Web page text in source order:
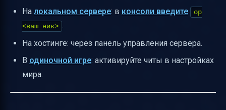
На локальном сервере: в консоли введите
op
<ваш_ник> .
На хостинге: через панель управления сервера.
В одиночной игре: активируйте читы в настройках
мира.